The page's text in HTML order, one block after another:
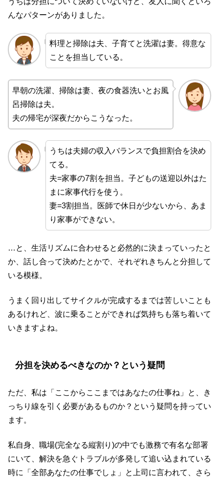
んなパターンがありました。
料理と掃除は夫、子育てと洗濯は妻。得意な
ことを担当している。
早朝の洗濯、掃除は妻、夜の食器洗いとお風
呂掃除は夫。
夫の帰宅が深夜だからこうなった。
うちは夫婦の収入バランスで負担割合を決め
てる。
夫=家事の7割を担当。子どもの送迎以外はた
まに家事代行を使う。
妻=3割担当。医師で休日が少ないから、あま
り家事ができない。
…と、生活リズムに合わせると必然的に決まっていったと
か、話し合って決めたとかで、それぞれきちんと分担して
いる模様。
うまく回り出してサイクルが完成するまでは苦しいことも
あるけれど、波に乗ることができれば気持ちも落ち着いて
いきますよね。
分担を決めるべきなのか？という疑問
ただ、私は「ここからここまではあなたの仕事ね」と、き
っちり線を引く必要があるものか？という疑問を持ってい
ます。
私自身、職場(完全なる縦割り)の中でも激務で有名な部署
にいて、解決を急ぐトラブルが多発して追い込まれている
時に「全部あなたの仕事でしょ」と上司に言われて、さら